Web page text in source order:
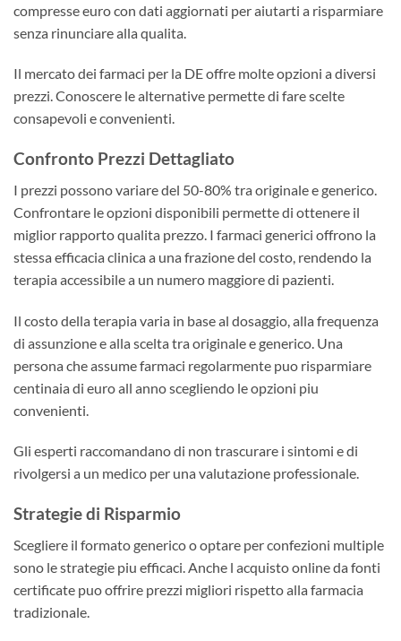
compresse euro con dati aggiornati per aiutarti a risparmiare
senza rinunciare alla qualita.
Il mercato dei farmaci per la DE offre molte opzioni a diversi
prezzi. Conoscere le alternative permette di fare scelte
consapevoli e convenienti.
Confronto Prezzi Dettagliato
I prezzi possono variare del 50-80% tra originale e generico.
Confrontare le opzioni disponibili permette di ottenere il
miglior rapporto qualita prezzo. I farmaci generici offrono la
stessa efficacia clinica a una frazione del costo, rendendo la
terapia accessibile a un numero maggiore di pazienti.
Il costo della terapia varia in base al dosaggio, alla frequenza
di assunzione e alla scelta tra originale e generico. Una
persona che assume farmaci regolarmente puo risparmiare
centinaia di euro all anno scegliendo le opzioni piu
convenienti.
Gli esperti raccomandano di non trascurare i sintomi e di
rivolgersi a un medico per una valutazione professionale.
Strategie di Risparmio
Scegliere il formato generico o optare per confezioni multiple
sono le strategie piu efficaci. Anche l acquisto online da fonti
certificate puo offrire prezzi migliori rispetto alla farmacia
tradizionale.